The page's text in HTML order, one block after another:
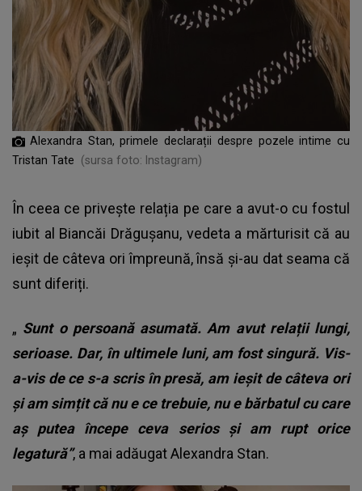
Alexandra Stan, primele declarații despre pozele intime cu
Tristan Tate
(sursa foto: Instagram)
În ceea ce privește relația pe care a avut-o cu fostul
iubit al Biancăi Drăgușanu, vedeta a mărturisit că au
ieșit de câteva ori împreună, însă și-au dat seama că
sunt diferiți.
„ Sunt o persoană asumată. Am avut relații lungi,
serioase. Dar, în ultimele luni, am fost singură. Vis-
a-vis de ce s-a scris în presă, am ieșit de câteva ori
și am simțit că nu e ce trebuie, nu e bărbatul cu care
aș putea începe ceva serios și am rupt orice
legatură”, a mai adăugatAlexandra Stan.